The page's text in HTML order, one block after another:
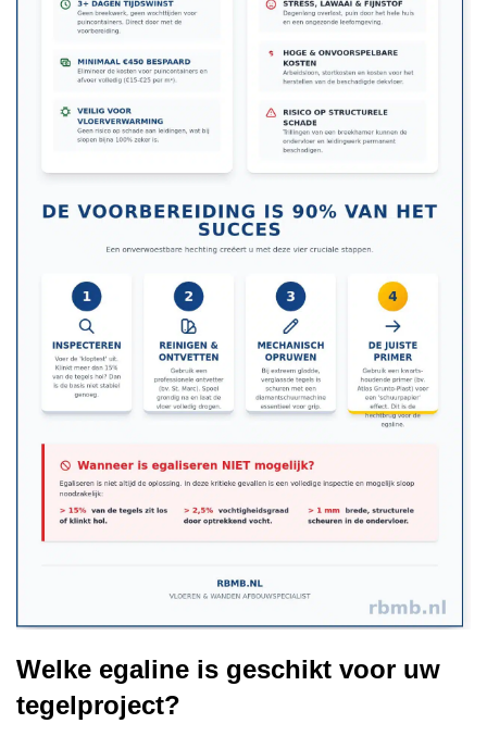
Welke egaline is geschikt voor uw
tegelproject?